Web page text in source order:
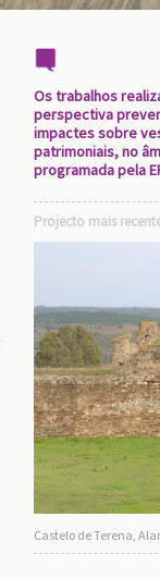
Os trabalhos
perspectiva
impactes sobre
patrimoniais, no
programada pela
Projecto mais
Castelo de Terena,